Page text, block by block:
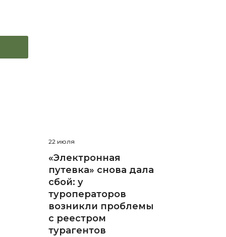
22 июля
«Электронная
путевка» снова дала
сбой: у
туроператоров
возникли проблемы
с реестром
турагентов